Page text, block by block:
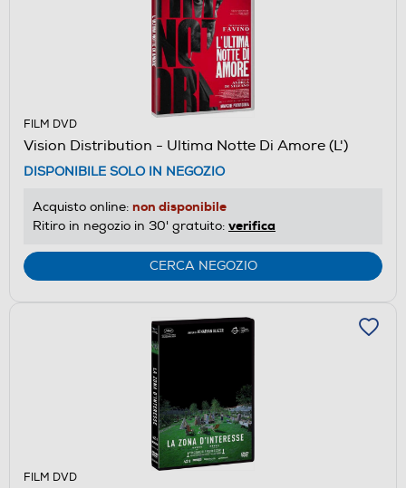
FILM DVD
Vision Distribution - Ultima Notte Di Amore (L')
DISPONIBILE SOLO IN NEGOZIO
Acquisto online: non disponibile
Ritiro in negozio in 30' gratuito: verifica
CERCA NEGOZIO
FILM DVD